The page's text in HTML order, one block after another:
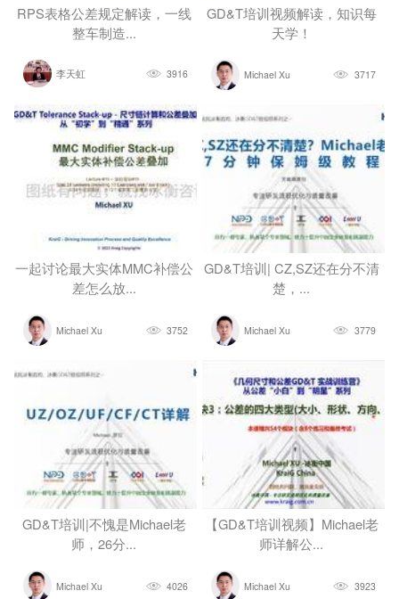
RPS表格公差规定解读，一线
整车制造...
李天虹 3916
GD&T培训视频解读，知识每
天学！
Michael Xu 3717
一起讨论最大实体MMC补偿公
差怎么放...
Michael Xu 3752
GD&T培训| CZ,SZ还在分不清
楚，...
Michael Xu 3779
GD&T培训|不愧是Michael老
师，26分...
Michael Xu 4026
【GD&T培训视频】Michael老
师详解公...
Michael Xu 3923